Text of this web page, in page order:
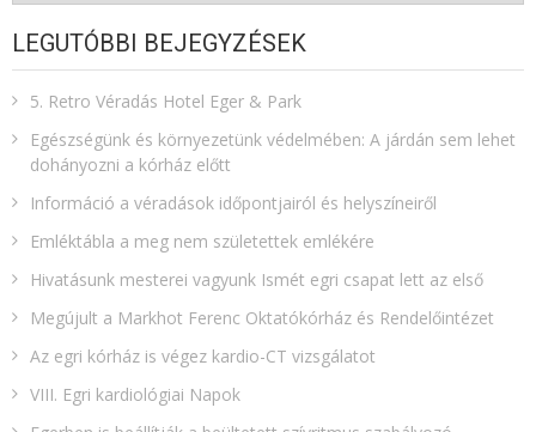
LEGUTÓBBI BEJEGYZÉSEK
5. Retro Véradás Hotel Eger & Park
Egészségünk és környezetünk védelmében: A járdán sem lehet
dohányozni a kórház előtt
Információ a véradások időpontjairól és helyszíneiről
Emléktábla a meg nem születettek emlékére​
Hivatásunk mesterei vagyunk Ismét egri csapat lett az első
Megújult a Markhot Ferenc Oktatókórház és Rendelőintézet
Az egri kórház is végez kardio-CT vizsgálatot
VIII. Egri kardiológiai Napok